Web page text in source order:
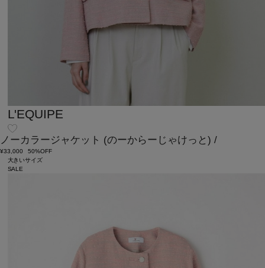
L'EQUIPE
ノーカラージャケット (のーからーじゃけっと) /
¥33,000
50%OFF
大きいサイズ
SALE